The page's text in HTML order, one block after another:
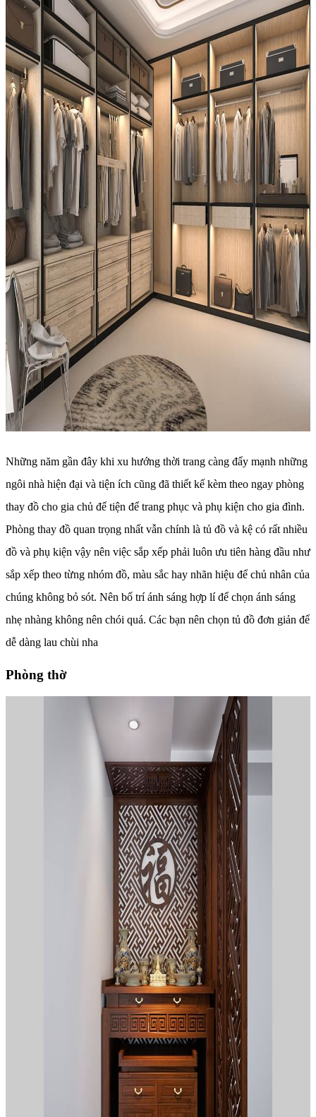
Những năm gần đây khi xu hướng thời trang càng đẩy mạnh những
ngôi nhà hiện đại và tiện ích cũng đã thiết kế kèm theo ngay phòng
thay đồ cho gia chủ để tiện để trang phục và phụ kiện cho gia đình.
Phòng thay đồ quan trọng nhất vẫn chính là tủ đồ và kệ có rất nhiều
đồ và phụ kiện vậy nên việc sắp xếp phải luôn ưu tiên hàng đầu như
sắp xếp theo từng nhóm đồ, màu sắc hay nhãn hiệu để chủ nhân của
chúng không bỏ sót. Nên bố trí ánh sáng hợp lí để chọn ánh sáng
nhẹ nhàng không nên chói quá. Các bạn nên chọn tủ đồ đơn giản để
dễ dàng lau chùi nha
Phòng thờ